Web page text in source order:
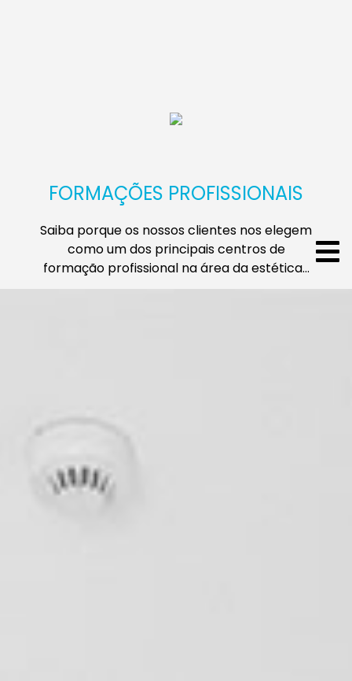
FORMAÇÕES PROFISSIONAIS
Saiba porque os nossos clientes nos elegem
como um dos principais centros de
formação profissional na área da estética…